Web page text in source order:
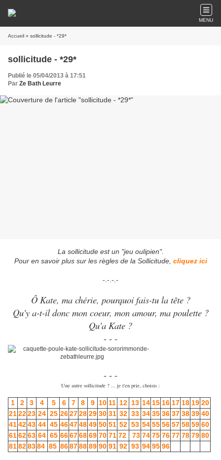
MENU
Accueil » sollicitude - *29*
sollicitude - *29*
Publié le 05/04/2013 à 17:51
Par Ze Bath Leurre
La sollicitude est un "jeu oulipien".
Pour en savoir plus sur les règles de la Sollicitude, cliquez ici
-.-.-.-
Ô Kate, ma chérie, pourquoi fais-tu la tête ?
Qu'y a-t-il donc mon coeur, mon amour, ma poulette ?
Qu'a Kate ?
- - -
- - -
Une autre sollicitude ? ... je t'en prie, choisis :
1 2 3 4 5 6 7 8 9 10 11 12 13 14 15 16 17 18 19 20
212223 24 25 262728 29 30 31 32 33 34 35 36 37 38 39 40
414243 44 45 464748 49 50 51 52 53 54 55 56 57 58 59 60
616263 64 65 666768 69 70 71 72 73 74 75 76 77 78 79 80
81828384 85 868788 89 90 91 92 93 94 95 96